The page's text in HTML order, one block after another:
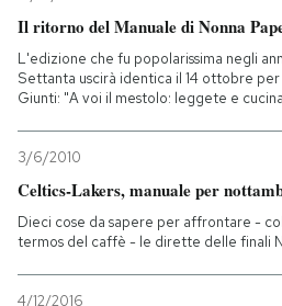
AREA PERSONALE
Entra
Il ritorno del Manuale di Nonna
L'edizione che fu popolarissima negli
Settanta uscirà identica il 14 ottobre per
Giunti: "A voi il mestolo: leggete e
3/6/2010
Celtics-Lakers, manuale per
Dieci cose da sapere per affrontare - col
termos del caffè - le dirette delle finali
4/12/2016